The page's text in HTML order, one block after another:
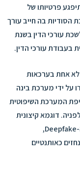
פרטיותו של
הסודיות בה חייב עורך
עורכי הדין בשנת
בעבודת עורכי הדין.
לא אחת בערכאות
על ידי מערכת בינה
המערכת השיפוטית
דוגמא קיצונית
לכך היא ייצור "ראיות" באמצעות טכנולוגית ה-Deepfake,
כאותנטיים